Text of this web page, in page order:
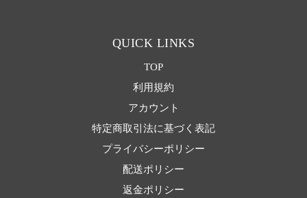
QUICK LINKS
TOP
利用規約
アカウント
特定商取引法に基づく表記
プライバシーポリシー
配送ポリシー
返金ポリシー